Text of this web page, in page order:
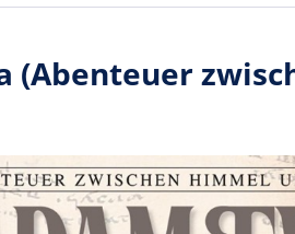
(Abenteuer